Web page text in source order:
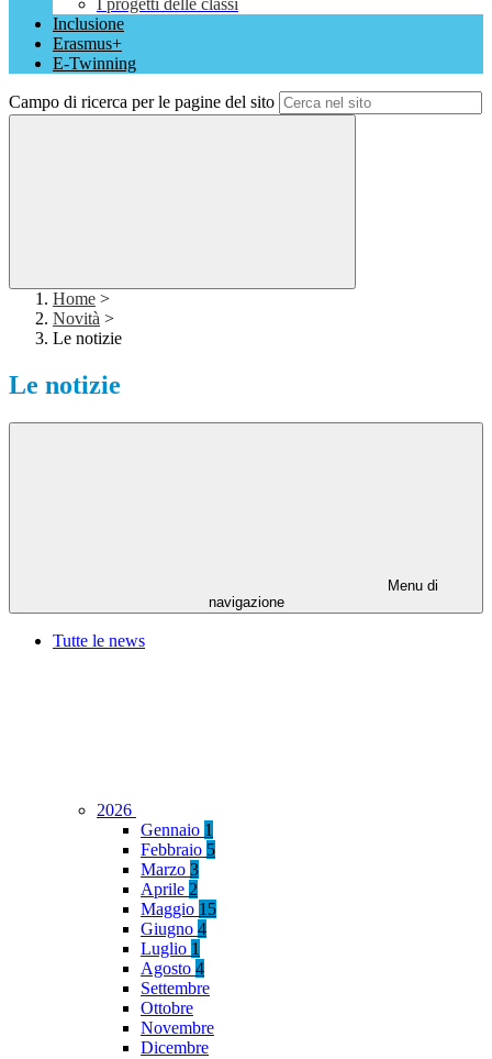
I progetti delle classi
Inclusione
Erasmus+
E-Twinning
Campo di ricerca per le pagine del sito
Home >
Novità >
Le notizie
Le notizie
Menu di
navigazione
Tutte le news
2026
Gennaio 1
Febbraio 5
Marzo 3
Aprile 2
Maggio 15
Giugno 4
Luglio 1
Agosto 4
Settembre
Ottobre
Novembre
Dicembre